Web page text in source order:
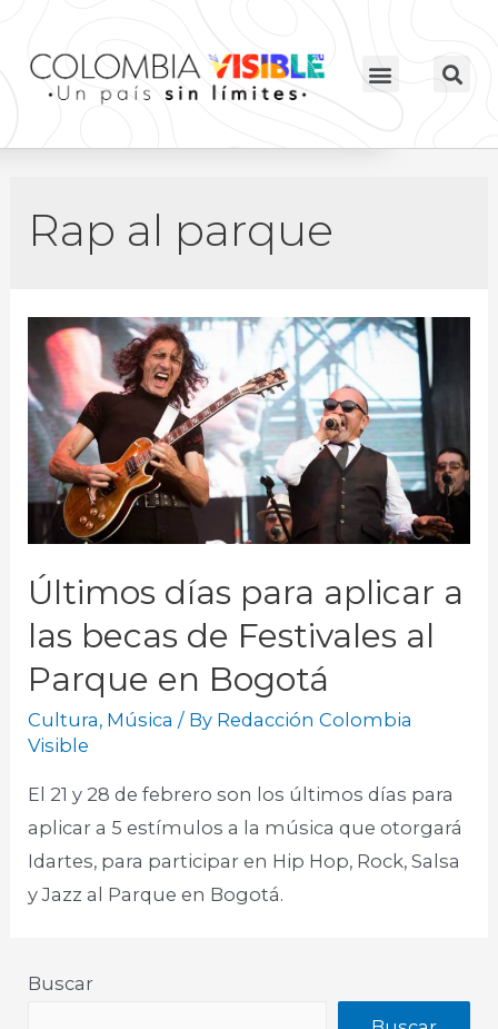
Rap al parque
Últimos días para aplicar a
las becas de Festivales al
Parque en Bogotá
Cultura, Música / By Redacción Colombia
Visible
El 21 y 28 de febrero son los últimos días para
aplicar a 5 estímulos a la música que otorgará
Idartes, para participar en Hip Hop, Rock, Salsa
y Jazz al Parque en Bogotá.
Buscar